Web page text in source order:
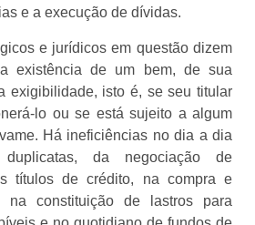
e a execução de dívidas.
e jurídicos em questão dizem
existência de um bem, de sua
exigibilidade, isto é, se seu titular
lo ou se está sujeito a algum
Há ineficiências no dia a dia
da negociação de
títulos de crédito, na compra e
na constituição de lastros para